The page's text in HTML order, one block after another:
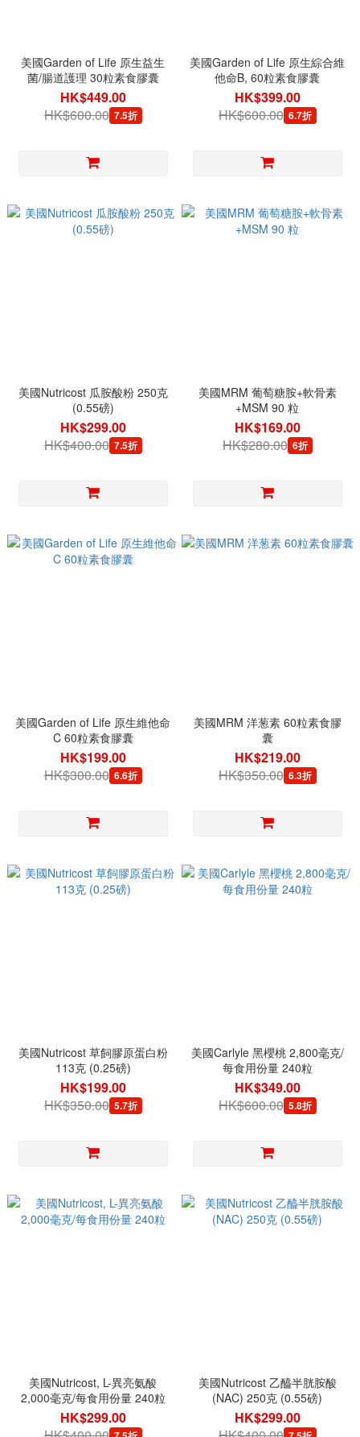
美國Garden of Life 原生益生
菌/腸道護理 30粒素食膠囊
HK$449.00
HK$600.00 7.5折
美國Garden of Life 原生綜合維
他命B, 60粒素食膠囊
HK$399.00
HK$600.00 6.7折
美國Nutricost 瓜胺酸粉 250克
(0.55磅)
HK$299.00
HK$400.00 7.5折
美國MRM 葡萄糖胺+軟骨素
+MSM 90 粒
HK$169.00
HK$280.00 6折
美國Garden of Life 原生維他命
C 60粒素食膠囊
HK$199.00
HK$300.00 6.6折
美國MRM 洋葱素 60粒素食膠
囊
HK$219.00
HK$350.00 6.3折
美國Nutricost 草飼膠原蛋白粉
113克 (0.25磅)
HK$199.00
HK$350.00 5.7折
美國Carlyle 黑櫻桃 2,800毫克/
每食用份量 240粒
HK$349.00
HK$600.00 5.8折
美國Nutricost, L-異亮氨酸
2,000毫克/每食用份量 240粒
HK$299.00
美國Nutricost 乙醯半胱胺酸
(NAC) 250克 (0.55磅)
HK$299.00